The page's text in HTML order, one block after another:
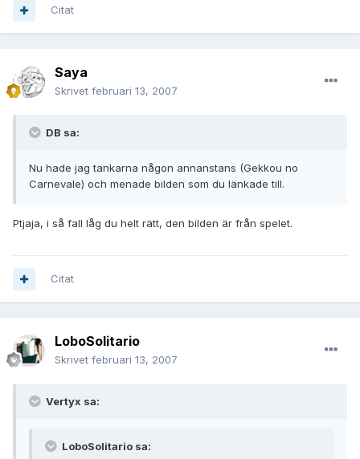
Citat
Saya
Skrivet februari 13, 2007
DB sa:
Nu hade jag tankarna någon annanstans (Gekkou no
Carnevale) och menade bilden som du länkade till.
Ptjaja, i så fall låg du helt rätt, den bilden är från spelet.
Citat
LoboSolitario
Skrivet februari 13, 2007
Vertyx sa:
LoboSolitario sa: